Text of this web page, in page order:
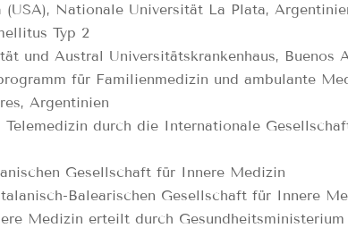
(USA), Nationale Universität La Plata,
Typ 2
und Austral Universitätskrankenhaus, Buenos
für Familienmedizin und ambulante
Argentinien
durch die Internationale
Gesellschaft für Innere Medizin
Balearischen Gesellschaft für Innere
Medizin erteilt durch